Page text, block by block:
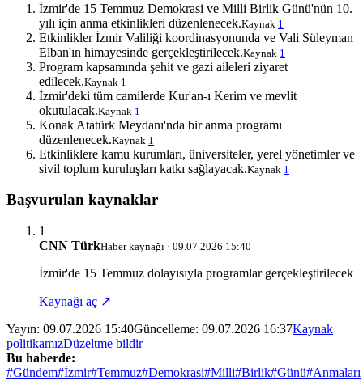
İzmir'de 15 Temmuz Demokrasi ve Milli Birlik Günü'nün 10.
yılı için anma etkinlikleri düzenlenecek.Kaynak 1
Etkinlikler İzmir Valiliği koordinasyonunda ve Vali Süleyman
Elban'ın himayesinde gerçekleştirilecek.Kaynak 1
Program kapsamında şehit ve gazi aileleri ziyaret
edilecek.Kaynak 1
İzmir'deki tüm camilerde Kur'an-ı Kerim ve mevlit
okutulacak.Kaynak 1
Konak Atatürk Meydanı'nda bir anma programı
düzenlenecek.Kaynak 1
Etkinliklere kamu kurumları, üniversiteler, yerel yönetimler ve
sivil toplum kuruluşları katkı sağlayacak.Kaynak 1
Başvurulan kaynaklar
1
CNN TürkHaber kaynağı · 09.07.2026 15:40
İzmir'de 15 Temmuz dolayısıyla programlar gerçekleştirilecek
Kaynağı aç ↗
Yayın: 09.07.2026 15:40Güncelleme: 09.07.2026 16:37Kaynak
politikamızDüzeltme bildir
Bu haberde:
#Gündem#İzmir#Temmuz#Demokrasi#Milli#Birlik#Günü#Anmaları